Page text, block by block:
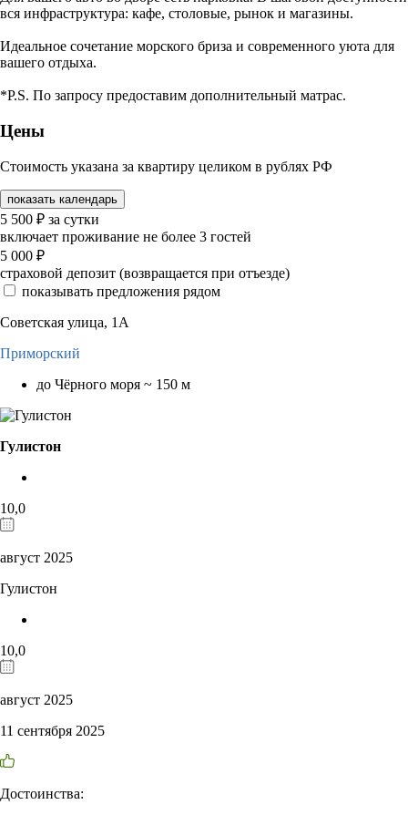
вся инфраструктура: кафе, столовые, рынок и магазины.
Идеальное сочетание морского бриза и современного уюта для
вашего отдыха.
*P.S. По запросу предоставим дополнительный матрас.
Цены
Стоимость указана за квартиру целиком в рублях РФ
показать календарь
5 500 ₽ за сутки
включает проживание не более 3 гостей
5 000 ₽
страховой депозит (возвращается при отъезде)
показывать предложения рядом
Советская улица, 1А
Приморский
до Чёрного моря ~ 150 м
Гулистон
10,0
август 2025
Гулистон
10,0
август 2025
11 сентября 2025
Достоинства: